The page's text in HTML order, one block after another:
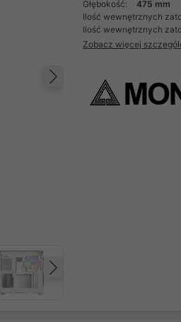
Następny
Głębokość:
475 mm
Ilość wewnętrznych
Ilość wewnętrznych
Zobacz więcej